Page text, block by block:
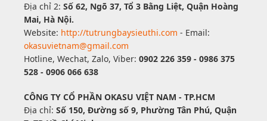
Địa chỉ 2: Số 62, Ngõ 37, Tổ 3 Bằng Liệt, Quận Hoàng
Mai, Hà Nội.
Website: http://tutrungbaysieuthi.com - Email:
okasuvietnam@gmail.com
Hotline, Wechat, Zalo, Viber: 0902 226 359 - 0986 375
528 - 0906 066 638
CÔNG TY CỔ PHẦN OKASU VIỆT NAM - TP.HCM
Địa chỉ: Số 150, Đường số 9, Phường Tân Phú, Quận